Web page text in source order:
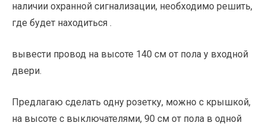
наличии охранной сигнализации, необходимо решить,
где будет находиться .
вывести провод на высоте 140 см от пола у входной
двери.
Предлагаю сделать одну розетку, можно с крышкой,
на высоте с выключателями, 90 см от пола в одной